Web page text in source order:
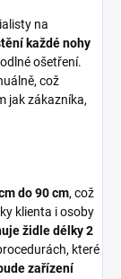
na
každé nohy
ošetření.
což
jak zákazníka,
do 90 cm, což
klienta i osoby
židle délky 2
které
zařízení